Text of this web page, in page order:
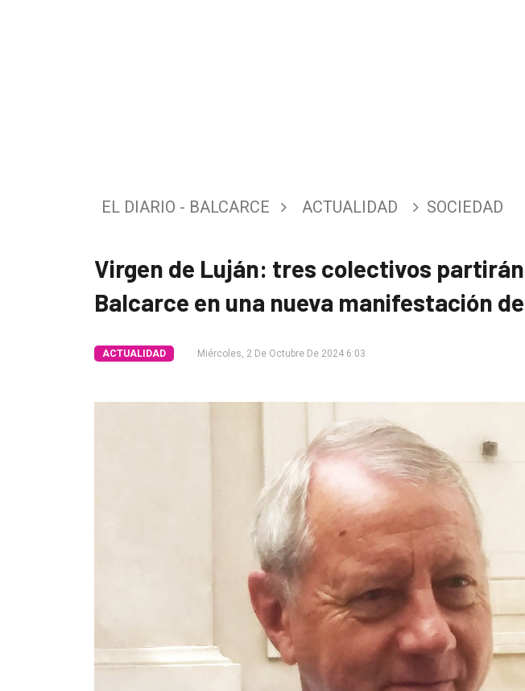
Entrevistas
Fúnebres
EL DIARIO - BALCARCE ACTUALIDAD SOCIEDAD
Virgen de Luján: tres colectivos
Balcarce en una nueva manifestación
ACTUALIDAD Miércoles, 2 De Octubre De 2024 6:03